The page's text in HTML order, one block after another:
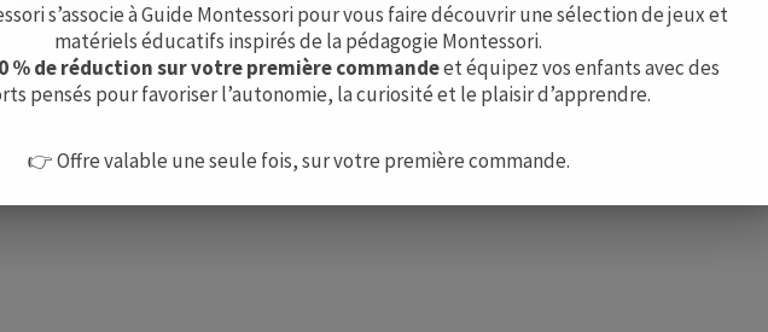
s’associe à Guide Montessori pour vous faire découvrir une sélection de jeux et
matériels éducatifs inspirés de la pédagogie Montessori.
% de réduction sur votre première commandeet équipez vos enfants avec des
pensés pour favoriser l’autonomie, la curiosité et le plaisir d’apprendre.
👉 Offre valable une seule fois, sur votre première commande.